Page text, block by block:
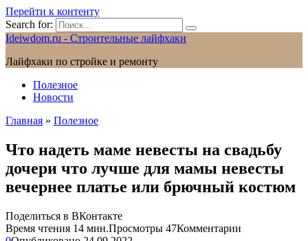
Перейти к контенту
Search for:
Ideiwdom.ru - Строительные лайфхаки
Лайфхаки по стройке и ремонту
Полезное
Новости
Главная » Полезное
Что надеть маме невесты на свадьбу
дочери что лучше для мамы невесты
вечернее платье или брючный костюм
Поделиться в ВКонтакте
Время чтения 14 мин.Просмотры 47Комментарии